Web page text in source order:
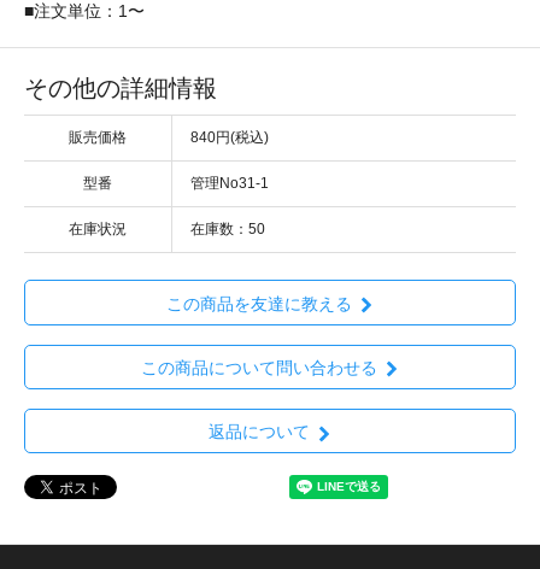
■注文単位：1〜
その他の詳細情報
販売価格 840円(税込)
型番 管理No31-1
在庫状況 在庫数：50
この商品を友達に教える
この商品について問い合わせる
返品について